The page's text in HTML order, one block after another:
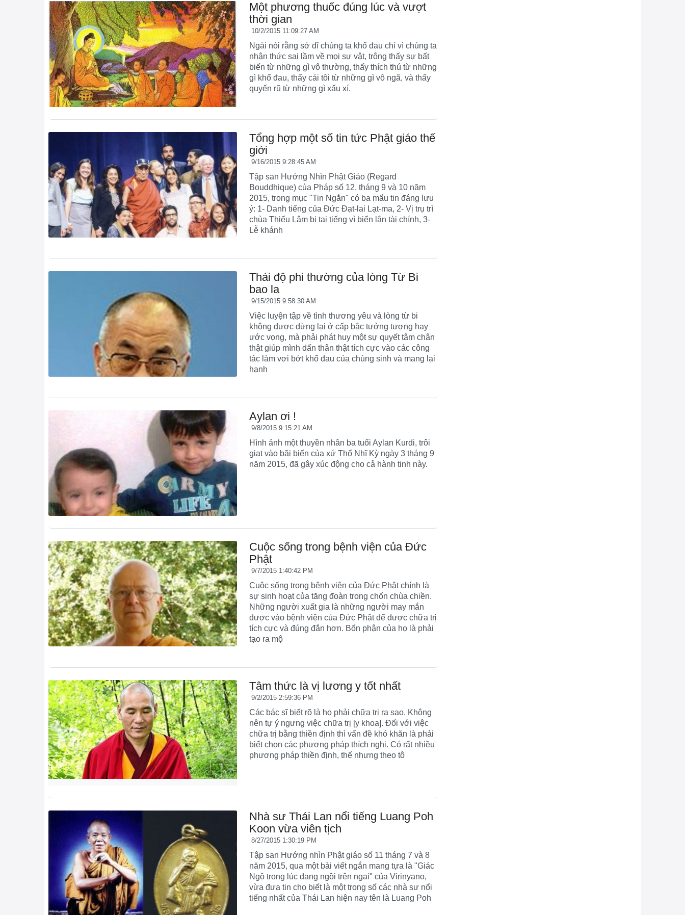
Một phương thuốc đúng lúc và vượt
thời gian
10/2/2015 11:09:27 AM
Ngài nói rằng sở dĩ chúng ta khổ đau chỉ vì chúng ta
nhận thức sai lầm về mọi sự vật, trông thấy sự bất
biến từ những gì vô thường, thấy thích thú từ những
gì khổ đau, thấy cái tôi từ những gì vô ngã, và thấy
quyến rũ từ những gì xấu xí.
Tổng hợp một số tin tức Phật giáo thế
giới
9/16/2015 9:28:45 AM
Tập san Hướng Nhìn Phật Giáo (Regard
Bouddhique) của Pháp số 12, tháng 9 và 10 năm
2015, trong mục "Tin Ngắn" có ba mẩu tin đáng lưu
ý: 1- Danh tiếng của Đức Đạt-lai Lạt-ma, 2- Vị trụ trì
chùa Thiếu Lâm bị tai tiếng vì biển lận tài chính, 3-
Lễ khánh
Thái độ phi thường của lòng Từ Bi
bao la
9/15/2015 9:58:30 AM
Việc luyện tập về tình thương yêu và lòng từ bi
không được dừng lại ở cấp bậc tưởng tượng hay
ước vọng, mà phải phát huy một sự quyết tâm chân
thật giúp mình dấn thân thật tích cực vào các công
tác làm vơi bớt khổ đau của chúng sinh và mang lại
hạnh
Aylan ơi !
9/8/2015 9:15:21 AM
Hình ảnh một thuyền nhân ba tuổi Aylan Kurdi, trôi
giạt vào bãi biển của xứ Thổ Nhĩ Kỳ ngày 3 tháng 9
năm 2015, đã gây xúc động cho cả hành tinh này.
Cuộc sống trong bệnh viện của Đức
Phật
9/7/2015 1:40:42 PM
Cuộc sống trong bệnh viện của Đức Phật chính là
sự sinh hoạt của tăng đoàn trong chốn chùa chiền.
Những người xuất gia là những người may mắn
được vào bệnh viện của Đức Phật để được chữa trị
tích cực và đúng đắn hơn. Bổn phận của họ là phải
tạo ra mộ
Tâm thức là vị lương y tốt nhất
9/2/2015 2:59:36 PM
Các bác sĩ biết rõ là họ phải chữa trị ra sao. Không
nên tự ý ngưng việc chữa trị [y khoa]. Đối với việc
chữa trị bằng thiền định thì vấn đề khó khăn là phải
biết chọn các phương pháp thích nghi. Có rất nhiều
phương pháp thiền định, thế nhưng theo tô
Nhà sư Thái Lan nổi tiếng Luang Poh
Koon vừa viên tịch
8/27/2015 1:30:19 PM
Tập san Hướng nhìn Phật giáo số 11 tháng 7 và 8
năm 2015, qua một bài viết ngắn mang tựa là "Giác
Ngộ trong lúc đang ngồi trên ngai" của Virinyano,
vừa đưa tin cho biết là một trong số các nhà sư nổi
tiếng nhất của Thái Lan hiện nay tên là Luang Poh